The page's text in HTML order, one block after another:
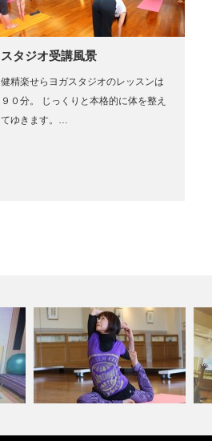
スタジオ受講風景
健精楽せらヨガスタジオのレッスンは
９０分。 じっくりと本格的に体を整え
てゆきます。…